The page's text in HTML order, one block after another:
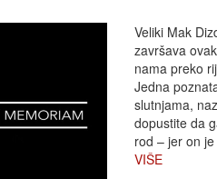
Veliki Mak
završava
nama preko
Jedna
slutnjama,
dopustite da
rod – jer on
VIŠE